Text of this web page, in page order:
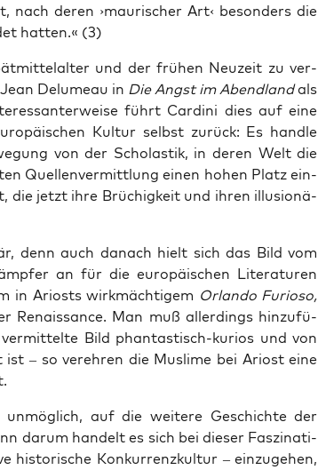
nach deren ›mau­ri­scher Art‹ beson­ders die
hat­ten.« (3)
und der frü­hen Neu­zeit zu ver­
Delu­meau in Die Angst im Abend­landals
führt Car­di­ni dies auf eine
Kul­tur selbst zurück: Es hand­le
von der Scho­las­tik, in deren Welt die
Quel­len­ver­mitt­lung einen hohen Platz ein­
die jetzt ihre Brü­chig­keit und ihren illu­sio­nä­
denn auch danach hielt sich das Bild vom
an für die euro­päi­schen Lite­ra­tu­ren
in Ariosts wirk­mäch­ti­gem Orlan­do Furio­so,
Renais­sance. Man muß aller­dings hin­zu­fü­
Bild phan­tas­tisch-kuri­os und von
– so ver­eh­ren die Mus­li­me bei Ariost eine
auf die wei­te­re Geschich­te der
dar­um han­delt es sich bei die­ser Fas­zi­na­ti­
his­to­ri­sche Kon­kur­renz­kul­tur – ein­zu­ge­hen,